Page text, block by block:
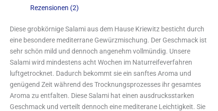
Rezensionen (2)
Diese grobkörnige Salami aus dem Hause Kriewitz besticht durch
eine besondere mediterrane Gewürzmischung. Der Geschmack ist
sehr schön mild und dennoch angenehm vollmündig. Unsere
Salami wird mindestens acht Wochen im Naturreifeverfahren
luftgetrocknet. Dadurch bekommt sie ein sanftes Aroma und
genügend Zeit während des Trocknungsprozesses ihr gesamtes
Aroma zu entfalten. Diese Salami hat einen ausdrucksstarken
Geschmack und verteilt dennoch eine mediterane Leichtigkeit. Sie